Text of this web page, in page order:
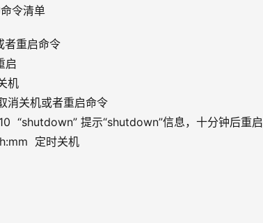
令清单
重启命令
机
关机或者重启命令
提示“shutdown”信息，十分钟后重启
定时关机